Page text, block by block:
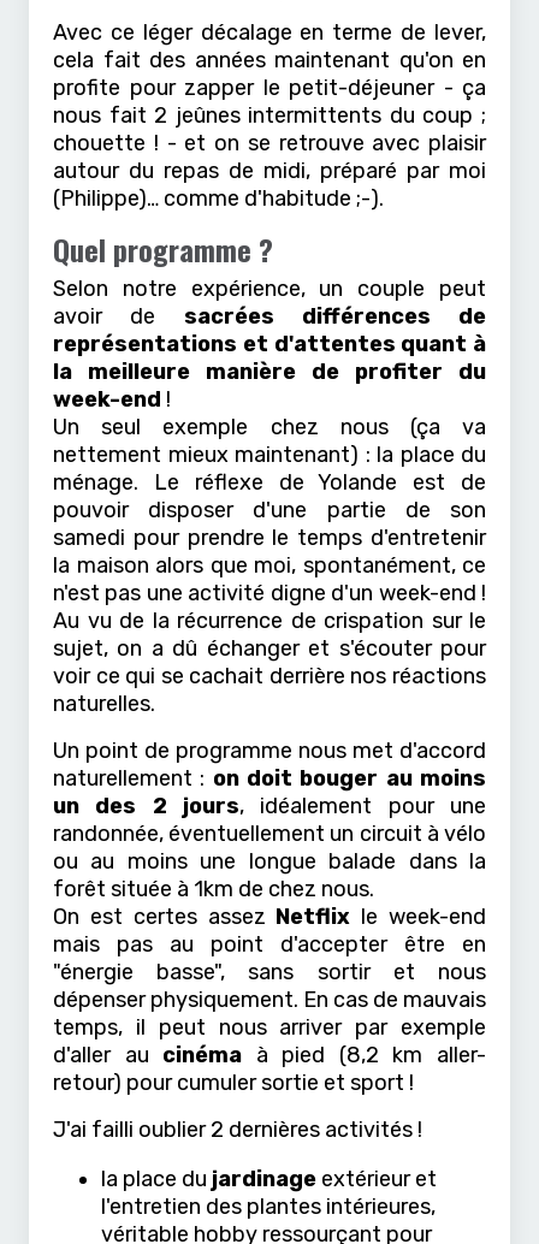
Avec ce léger décalage en terme de lever,
cela fait des années maintenant qu'on en
profite pour zapper le petit-déjeuner - ça
nous fait 2 jeûnes intermittents du coup ;
chouette ! - et on se retrouve avec plaisir
autour du repas de midi, préparé par moi
(Philippe)… comme d'habitude ;-).
Quel programme ?
Selon notre expérience, un couple peut
avoir de sacrées différences de
représentations et d'attentes quant à
la meilleure manière de profiter du
week-end !
Un seul exemple chez nous (ça va
nettement mieux maintenant) : la place du
ménage. Le réflexe de Yolande est de
pouvoir disposer d'une partie de son
samedi pour prendre le temps d'entretenir
la maison alors que moi, spontanément, ce
n'est pas une activité digne d'un week-end !
Au vu de la récurrence de crispation sur le
sujet, on a dû échanger et s'écouter pour
voir ce qui se cachait derrière nos réactions
naturelles.
Un point de programme nous met d'accord
naturellement : on doit bouger au moins
un des 2 jours, idéalement pour une
randonnée, éventuellement un circuit à vélo
ou au moins une longue balade dans la
forêt située à 1km de chez nous.
On est certes assez Netflix le week-end
mais pas au point d'accepter être en
"énergie basse", sans sortir et nous
dépenser physiquement. En cas de mauvais
temps, il peut nous arriver par exemple
d'aller au cinéma à pied (8,2 km aller-
retour) pour cumuler sortie et sport !
J'ai failli oublier 2 dernières activités !
la place du jardinage extérieur et
l'entretien des plantes intérieures,
véritable hobby ressourçant pour